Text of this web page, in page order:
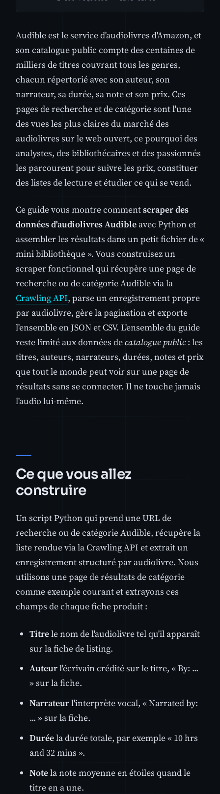
Audible est le service d'audiolivres d'Amazon, et
son catalogue public compte des centaines de
milliers de titres couvrant tous les genres,
chacun répertorié avec son auteur, son
narrateur, sa durée, sa note et son prix. Ces
pages de recherche et de catégorie sont l'une
des vues les plus claires du marché des
audiolivres sur le web ouvert, ce pourquoi des
analystes, des bibliothécaires et des passionnés
les parcourent pour suivre les prix, constituer
des listes de lecture et étudier ce qui se vend.
Ce guide vous montre commentscraper des
données d'audiolivres Audible avec Python et
assembler les résultats dans un petit fichier de «
mini bibliothèque ». Vous construisez un
scraper fonctionnel qui récupère une page de
recherche ou de catégorie Audible via la
Crawling API, parse un enregistrement propre
par audiolivre, gère la pagination et exporte
l'ensemble en JSON et CSV. L'ensemble du guide
reste limité aux données decatalogue public: les
titres, auteurs, narrateurs, durées, notes et prix
que tout le monde peut voir sur une page de
résultats sans se connecter. Il ne touche jamais
l'audio lui-même.
Ce que vous allez
construire
Un script Python qui prend une URL de
recherche ou de catégorie Audible, récupère la
liste rendue via la Crawling API et extrait un
enregistrement structuré par audiolivre. Nous
utilisons une page de résultats de catégorie
comme exemple courant et extrayons ces
champs de chaque fiche produit :
Titrele nom de l'audiolivre tel qu'il apparaît
sur la fiche de listing.
Auteurl'écrivain crédité sur le titre, « By: ...
» sur la fiche.
Narrateurl'interprète vocal, « Narrated by:
... » sur la fiche.
Duréela durée totale, par exemple « 10 hrs
and 32 mins ».
Notela note moyenne en étoiles quand le
titre en a une.